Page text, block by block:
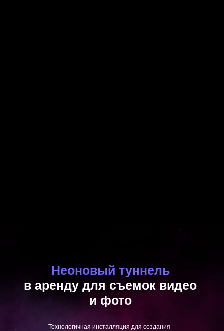
Неоновый туннель
в аренду для съемок видео
и фото
Технологичная инсталляция для создания